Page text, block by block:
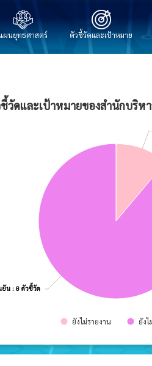
ผนยุทธศาสตร์ ตัวชี้วัดและเป้าหมาย
คคล ประจำไตรมาสที่ 1/2569
ริหารทรัพยากรบุคคล ประจำไตรมาสที่
วัดและเป้าหมายของสำนักบริ
ยัน : 8 ตัวชี้วัด
ยัน : 8 ตัวชี้วัด
ยังไม่รายงาน ยัง